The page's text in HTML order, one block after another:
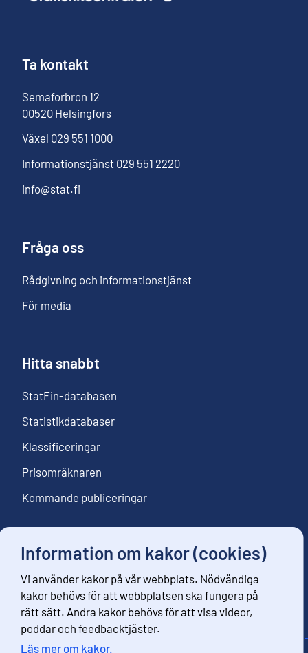
Information om kakor (cookies)
Vi använder kakor på vår webbplats. Nödvändiga
kakor behövs för att webbplatsen ska fungera på
rätt sätt. Andra kakor behövs för att visa videor,
poddar och feedbacktjäster.
Läs mer om kakor.
Ta kontakt
Semaforbron 12
00520 Helsingfors
Växel 029 551 1000
Informationstjänst 029 551 2220
info@stat.fi
Fråga oss
Rådgivning och informationstjänst
För media
Hitta snabbt
StatFin-databasen
Statistikdatabaser
Klassificeringar
Prisomräknaren
Kommande publiceringar
Följ oss
Beställ nyhetsbrev